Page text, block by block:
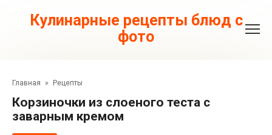
контентуКулинарные рецепты блюд с
фото
Главная » Рецепты
Корзиночки из слоеного теста с
заварным кремом